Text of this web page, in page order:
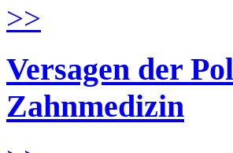
>>
Versagen der
Zahnmedizin